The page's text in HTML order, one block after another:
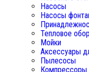
Насосы
Насосы
Тепловое
Мойки
Аксессуары
Пылесосы
Компрессоры